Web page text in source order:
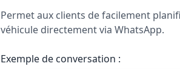
Permet aux clients de facilement
véhicule directement via WhatsApp.
Exemple de conversation :